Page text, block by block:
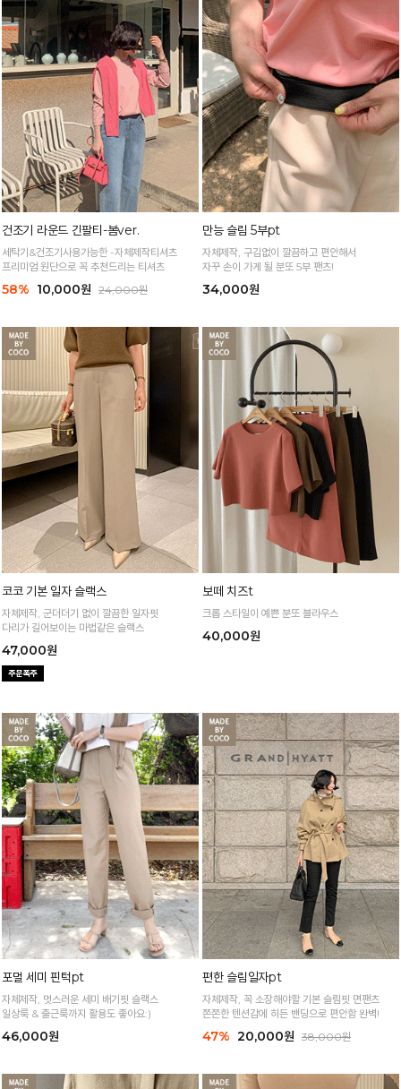
건조기 라운드 긴팔티-봄ver.
세탁기&건조기사용가능한 -자체제작티셔츠
프리미엄 원단으로 꼭 추천드리는 티셔츠
58% 10,000원 24,000원
만능 슬림 5부pt
자체제작, 구김없이 깔끔하고 편안해서
자꾸 손이 가게 될 분또 5부 팬츠!
34,000원
코코 기본 일자 슬랙스
자체제작, 군더더기 없이 깔끔한 일자핏
다리가 길어보이는 마법같은 슬랙스
47,000원
보떼 치즈t
크롭 스타일이 예쁜 분또 블라우스
40,000원
포멀 세미 핀턱pt
자체제작, 멋스러운 세미 배기핏 슬랙스
일상룩 & 출근룩까지 활용도 좋아요:)
46,000원
편한 슬림일자pt
자체제작, 꼭 소장해야할 기본 슬림핏 면팬츠
쫀쫀한 텐션감에 히든 밴딩으로 편안함 완벽!
47% 20,000원 38,000원